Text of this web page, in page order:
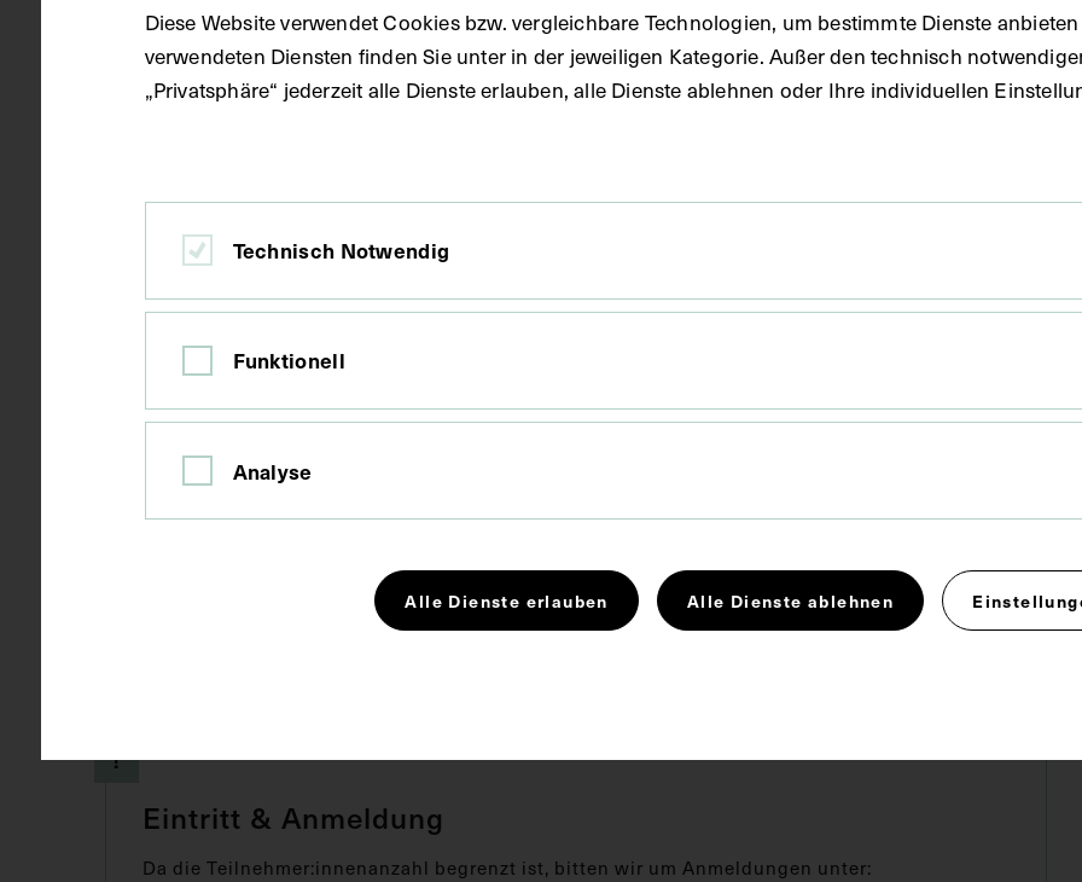
Thema
Kurator Thomas Schnalke führt durch die Sonderausstellung.
Gezeigt werden detaillierte Kranken­porträts und eindrucksvolle plastische Wachsabdrücke,
Die Ausstellung verknüpft Hebras Pionierarbeit mit der Entwicklung der Wiener Dermato­logie und
Eintritt & Anmeldung
Da die Teilnehmer:innenanzahl begrenzt ist, bitten wir um Anmeldungen unter:
Diese Website verwendet Cookies bzw. vergleichbare Technologien, um bestimmte Dienste
verwendeten Diensten finden Sie unter in der jeweiligen Kategorie. Außer den technisch
„Privatsphäre“ jederzeit alle Dienste erlauben, alle Dienste ablehnen oder Ihre individuellen
Technisch Notwendig
Funktionell
Analyse
Alle Dienste erlauben Alle Dienste ablehnen